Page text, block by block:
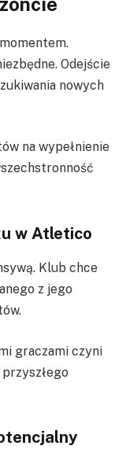
Odejście
nowych
na wypełnienie
w Atletico
Klub chce
z jego
graczami czyni